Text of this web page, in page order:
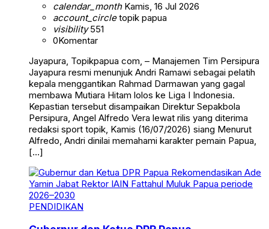
calendar_monthKamis, 16 Jul 2026
account_circletopik papua
visibility551
0Komentar
Jayapura, Topikpapua com, – Manajemen Tim Persipura
Jayapura resmi menunjuk Andri Ramawi sebagai pelatih
kepala menggantikan Rahmad Darmawan yang gagal
membawa Mutiara Hitam lolos ke Liga I Indonesia.
Kepastian tersebut disampaikan Direktur Sepakbola
Persipura, Angel Alfredo Vera lewat rilis yang diterima
redaksi sport topik, Kamis (16/07/2026) siang Menurut
Alfredo, Andri dinilai memahami karakter pemain Papua,
[…]
PENDIDIKAN